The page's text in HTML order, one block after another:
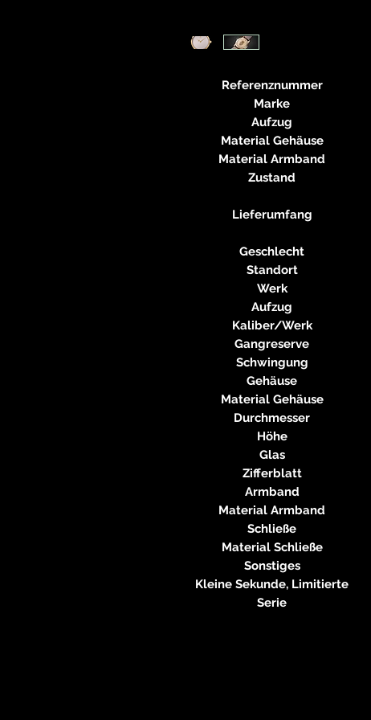
Referenznummer
Marke
Aufzug
Material Gehäuse
Material Armband
Zustand
Lieferumfang
Geschlecht
Standort
Werk
Aufzug
Kaliber/Werk
Gangreserve
Schwingung
Gehäuse
Material Gehäuse
Durchmesser
Höhe
Glas
Zifferblatt
Armband
Material Armband
Schließe
Material Schließe
Sonstiges
Kleine Sekunde, Limitierte
Serie